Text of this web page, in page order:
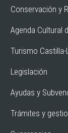
Conservación y
Agenda Cultural
Turismo Castilla-
Legislación
Ayudas y
Trámites y